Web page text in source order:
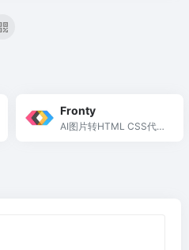
Fronty
AI图片转HTML CSS代码